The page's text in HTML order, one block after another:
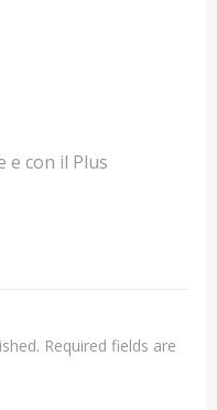
con il Plus
Required fields are